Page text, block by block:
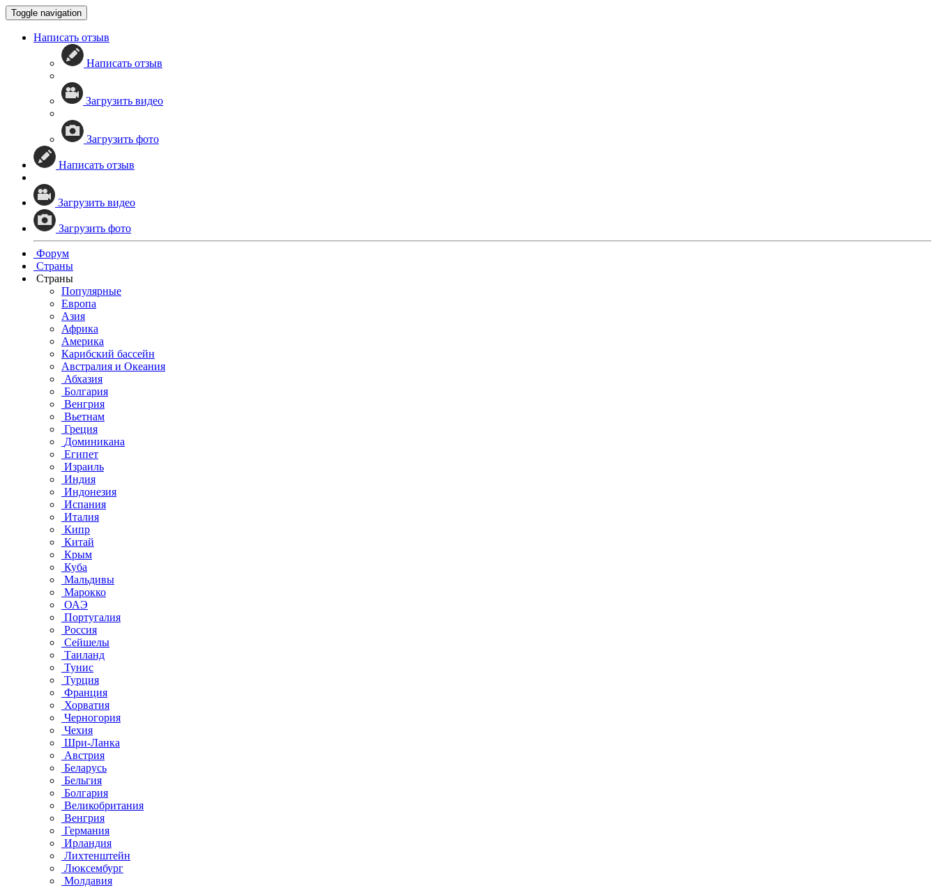
Toggle navigation
Написать отзыв
Написать отзыв
Загрузить видео
Загрузить фото
Написать отзыв
Загрузить видео
Загрузить фото
Форум
Страны
Страны
Популярные
Европа
Азия
Африка
Америка
Карибский бассейн
Австралия и Океания
Абхазия
Болгария
Венгрия
Вьетнам
Греция
Доминикана
Египет
Израиль
Индия
Индонезия
Испания
Италия
Кипр
Китай
Крым
Куба
Мальдивы
Марокко
ОАЭ
Португалия
Россия
Сейшелы
Таиланд
Тунис
Турция
Франция
Хорватия
Черногория
Чехия
Шри-Ланка
Австрия
Беларусь
Бельгия
Болгария
Великобритания
Венгрия
Германия
Ирландия
Лихтенштейн
Люксембург
Молдавия